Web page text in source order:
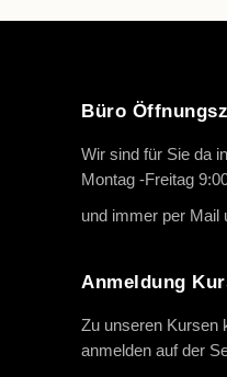
Büro
Wir sind für Sie da
Montag -Freitag
und immer per Mail
Anmeldung
Zu unseren Kursen
anmelden auf der